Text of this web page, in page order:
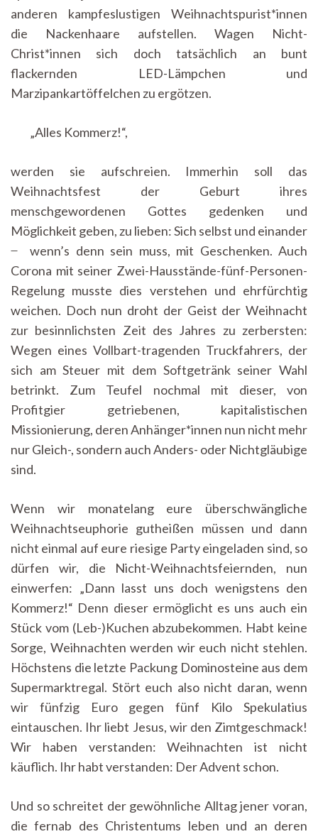
anderen kampfeslustigen Weihnachtspurist*innen
die Nackenhaare aufstellen. Wagen Nicht-
Christ*innen sich doch tatsächlich an bunt
flackernden LED-Lämpchen und
Marzipankartöffelchen zu ergötzen.
„Alles Kommerz!“,
werden sie aufschreien. Immerhin soll das
Weihnachtsfest der Geburt ihres
menschgewordenen Gottes gedenken und
Möglichkeit geben, zu lieben: Sich selbst und einander
̶ wenn’s denn sein muss, mit Geschenken. Auch
Corona mit seiner Zwei-Hausstände-fünf-Personen-
Regelung musste dies verstehen und ehrfürchtig
weichen. Doch nun droht der Geist der Weihnacht
zur besinnlichsten Zeit des Jahres zu zerbersten:
Wegen eines Vollbart-tragenden Truckfahrers, der
sich am Steuer mit dem Softgetränk seiner Wahl
betrinkt. Zum Teufel nochmal mit dieser, von
Profitgier getriebenen, kapitalistischen
Missionierung, deren Anhänger*innen nun nicht mehr
nur Gleich-, sondern auch Anders- oder Nichtgläubige
sind.
Wenn wir monatelang eure überschwängliche
Weihnachtseuphorie gutheißen müssen und dann
nicht einmal auf eure riesige Party eingeladen sind, so
dürfen wir, die Nicht-Weihnachtsfeiernden, nun
einwerfen: „Dann lasst uns doch wenigstens den
Kommerz!“ Denn dieser ermöglicht es uns auch ein
Stück vom (Leb-)Kuchen abzubekommen. Habt keine
Sorge, Weihnachten werden wir euch nicht stehlen.
Höchstens die letzte Packung Dominosteine aus dem
Supermarktregal. Stört euch also nicht daran, wenn
wir fünfzig Euro gegen fünf Kilo Spekulatius
eintauschen. Ihr liebt Jesus, wir den Zimtgeschmack!
Wir haben verstanden: Weihnachten ist nicht
käuflich. Ihr habt verstanden: Der Advent schon.
Und so schreitet der gewöhnliche Alltag jener voran,
die fernab des Christentums leben und an deren